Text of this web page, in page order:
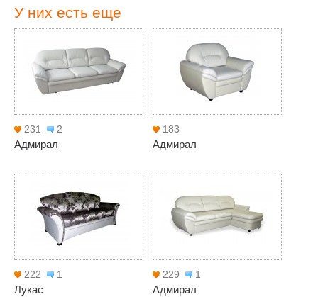
У них есть еще
231 2
Адмирал
183
Адмирал
222 1
Лукас
229 1
Адмирал